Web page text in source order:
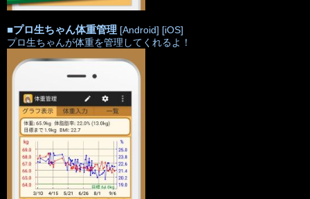
■プロ生ちゃん体重管理 [Android] [iOS]
プロ生ちゃんが体重を管理してくれるよ！